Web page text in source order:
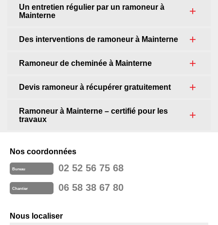
Un entretien régulier par un ramoneur à
Mainterne
Des interventions de ramoneur à Mainterne
Ramoneur de cheminée à Mainterne
Devis ramoneur à récupérer gratuitement
Ramoneur à Mainterne – certifié pour les
travaux
Nos coordonnées
Bureau 02 52 56 75 68
Chantier 06 58 38 67 80
Nous localiser